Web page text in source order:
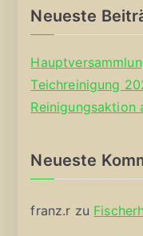
Neueste
Teichreinigung
Reinigungsaktion
Neueste
franz.r zu